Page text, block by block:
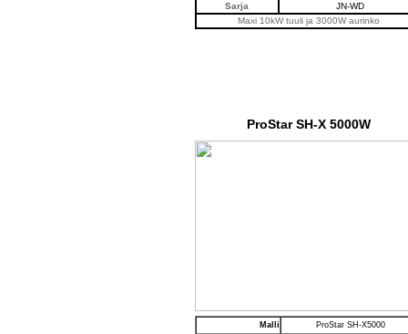
Sarja
JN-WD
Maxi 10kW tuuli ja 3000W aurinko
ProStar SH-X 5000W
Malli ProStar SH-X5000